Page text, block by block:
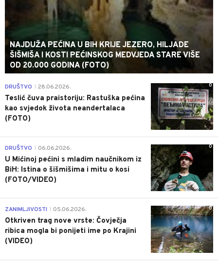
NAJDUŽA PEĆINA U BIH KRIJE JEZERO, HILJADE
ŠIŠMIŠA I KOSTI PEĆINSKOG MEDVJEDA STARE VIŠE
OD 20.000 GODINA (FOTO)
0
DRUŠTVO 28.06.2026.
Teslić čuva praistoriju: Rastuška pećina
kao svjedok života neandertalaca
(FOTO)
0
DRUŠTVO 06.06.2026.
U Mićinoj pećini s mladim naučnikom iz
BiH: Istina o šišmišima i mitu o kosi
(FOTO/VIDEO)
0
ZANIMLJIVOSTI 05.06.2026.
Otkriven trag nove vrste: Čovječja
ribica mogla bi ponijeti ime po Krajini
(VIDEO)